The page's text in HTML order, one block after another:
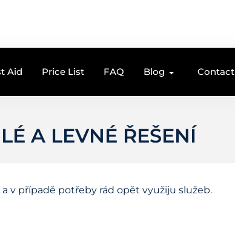
Aid Price List FAQ Blog Contact
A LEVNÉ ŘEŠENÍ
v případě potřeby rád opět využiju služeb.